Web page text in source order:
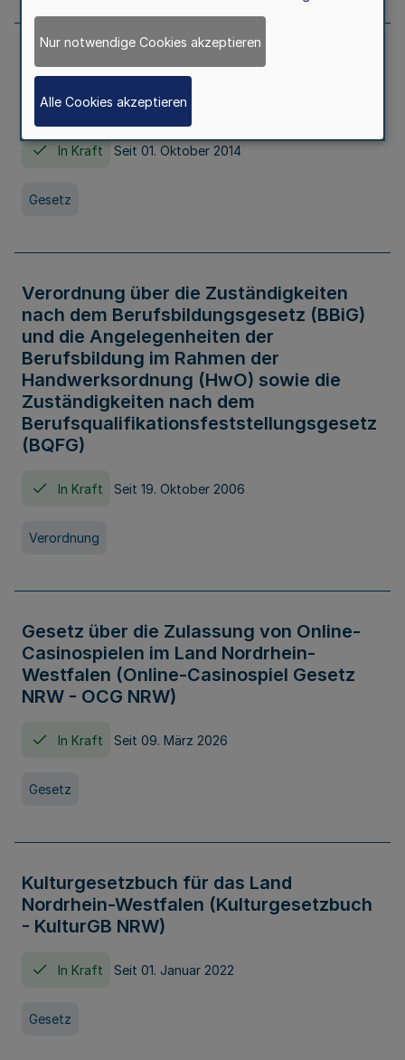
Gesetz über die Hochschulen des Landes
Nordrhein-Westfalen (Hochschulgesetz -
HG)
In Kraft Seit 01. Oktober 2014
Gesetz
Verordnung über die Zuständigkeiten
nach dem Berufsbildungsgesetz (BBiG)
und die Angelegenheiten der
Berufsbildung im Rahmen der
Handwerksordnung (HwO) sowie die
Zuständigkeiten nach dem
Berufsqualifikationsfeststellungsgesetz
(BQFG)
In Kraft Seit 19. Oktober 2006
Verordnung
Gesetz über die Zulassung von Online-
Casinospielen im Land Nordrhein-
Westfalen (Online-Casinospiel Gesetz
NRW - OCG NRW)
In Kraft Seit 09. März 2026
Gesetz
Kulturgesetzbuch für das Land
Nordrhein-Westfalen (Kulturgesetzbuch
- KulturGB NRW)
In Kraft Seit 01. Januar 2022
Gesetz
Nur notwendige Cookies akzeptieren
Alle Cookies akzeptieren